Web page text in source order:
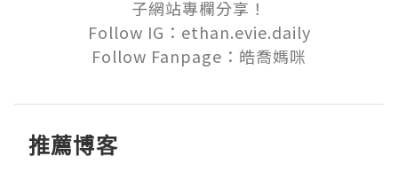
子網站專欄分享！
Follow IG：ethan.evie.daily
Follow Fanpage：皓喬媽咪
推薦博客